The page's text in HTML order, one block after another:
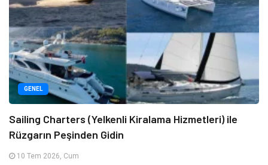
GENEL
Sailing Charters (Yelkenli Kiralama Hizmetleri) ile
Rüzgarın Peşinden Gidin
10 Tem 2026, Cum